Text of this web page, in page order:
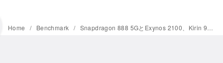
Home Benchmark Snapdragon 888 5GとExynos 2100、Kirin 9000、Dimensity 1200を比較